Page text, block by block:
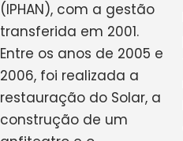
(IPHAN), com a gestão
transferida em 2001.
Entre os anos de 2005 e
2006, foi realizada a
restauração do Solar, a
construção de um